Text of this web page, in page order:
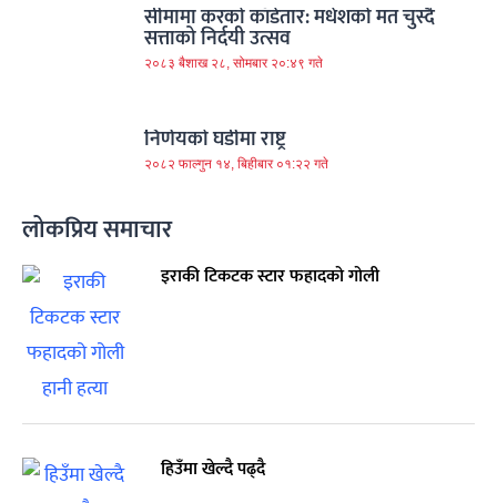
सीमामा करको काँडेतार: मधेशको मत चुस्दै
सत्ताको निर्दयी उत्सव
२०८३ बैशाख २८, सोमबार २०:४९ गते
निर्णयको घडीमा राष्ट्र
२०८२ फाल्गुन १४, बिहीबार ०१:२२ गते
लोकप्रिय समाचार
इराकी टिकटक स्टार फहादको गोली
हिउँमा खेल्दै पढ्दै